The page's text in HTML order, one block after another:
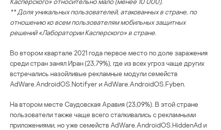
** Доля уникальных пользователей, атакованных в стране, по
отношению ко всем пользователям мобильных защитных
решений «Лаборатории Касперского» в стране.
Во втором квартале 2021 года первое место по доле заражения
среди стран занял Иран (23,79%), где из всех угроз чаще других
встречались назойливые рекламные модули семейств
AdWare.AndroidOS.Notifyer и AdWare.AndroidOS.Fyben.
На втором месте Саудовская Аравия (23,09%). В этой стране
пользователи также чаще всего сталкивались с рекламными
приложениями, но уже семейств AdWare.AndroidOS.HiddenAd и